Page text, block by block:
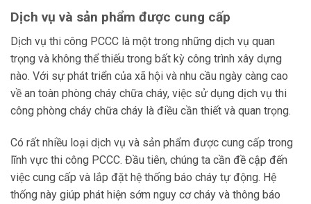
Dịch vụ và sản phẩm được cung cấp
Dịch vụ thi công PCCC là một trong những dịch vụ quan
trọng và không thể thiếu trong bất kỳ công trình xây dựng
nào. Với sự phát triển của xã hội và nhu cầu ngày càng cao
về an toàn phòng cháy chữa cháy, việc sử dụng dịch vụ thi
công phòng cháy chữa cháy là điều cần thiết và quan trọng.
Có rất nhiều loại dịch vụ và sản phẩm được cung cấp trong
lĩnh vực thi công PCCC. Đầu tiên, chúng ta cần đề cập đến
việc cung cấp và lắp đặt hệ thống báo cháy tự động. Hệ
thống này giúp phát hiện sớm nguy cơ cháy và thông báo